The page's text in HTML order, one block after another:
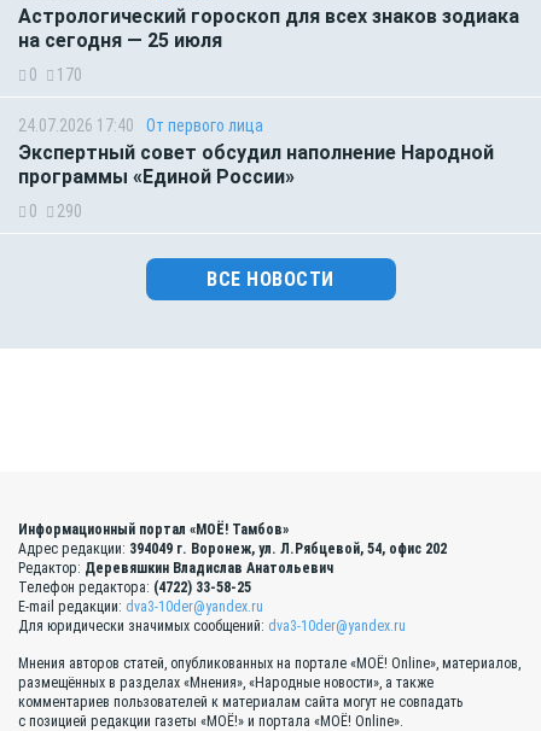
Астрологический гороскоп для всех знаков зодиака
на сегодня — 25 июля
0 170
24.07.2026 17:40 От первого лица
Экспертный совет обсудил наполнение Народной
программы «Единой России»
0 290
ВСЕ НОВОСТИ
Информационный портал «МОЁ! Тамбов»
Адрес редакции: 394049 г. Воронеж, ул. Л.Рябцевой, 54, офис 202
Редактор: Деревяшкин Владислав Анатольевич
Телефон редактора: (4722) 33-58-25
E-mail редакции: dva3-10der@yandex.ru
Для юридически значимых сообщений: dva3-10der@yandex.ru
Мнения авторов статей, опубликованных на портале «МОЁ! Online», материалов,
размещённых в разделах «Мнения», «Народные новости», а также
комментариев пользователей к материалам сайта могут не совпадать
с позицией редакции газеты «МОЁ!» и портала «МОЁ! Online».